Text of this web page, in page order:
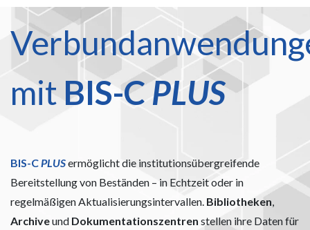
mit BIS-CPLUS
BIS-CPLUSermöglicht die institutionsübergreifende
Bereitstellung von Beständen – in Echtzeit oder in
regelmäßigen Aktualisierungsintervallen. Bibliotheken,
Archiveund Dokumentationszentren stellen ihre Daten für